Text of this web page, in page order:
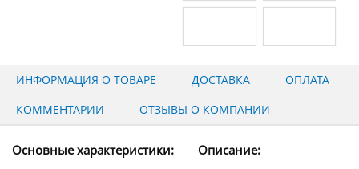
ИНФОРМАЦИЯ О ТОВАРЕ ДОСТАВКА
ОПЛАТА
КОММЕНТАРИИ
ОТЗЫВЫ О КОМПАНИИ
Основные характеристики: Описание: